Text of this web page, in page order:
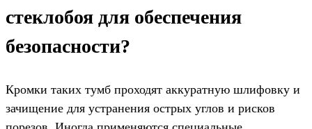
стеклобоя для обеспечения
безопасности?
Кромки таких тумб проходят аккуратную шлифовку и
зачищение для устранения острых углов и рисков